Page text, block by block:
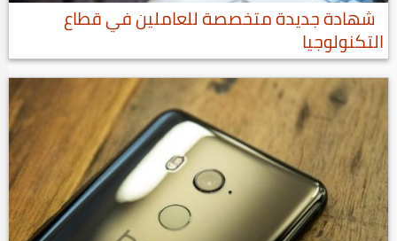
شهادة جديدة متخصصة للعاملين في قطاع
التكنولوجيا